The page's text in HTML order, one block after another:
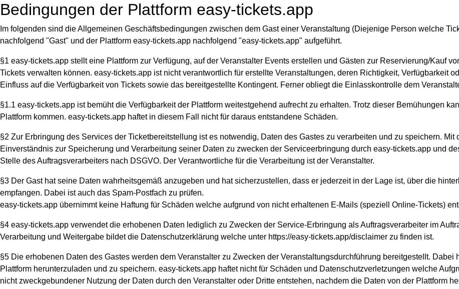
Bedingungen der Plattform easy-tickets.app
Im folgenden sind die Allgemeinen Geschäftsbedingungen zwischen dem Gast einer Veranstaltung (Diejenige Person welche
nachfolgend "Gast" und der Plattform easy-tickets.app nachfolgend "easy-tickets.app" aufgeführt.
§1 easy-tickets.app stellt eine Plattform zur Verfügung, auf der Veranstalter Events erstellen und Gästen zur Reservierung/Kauf
Tickets verwalten können. easy-tickets.app ist nicht verantwortlich für erstellte Veranstaltungen, deren Richtigkeit, Verfügbarkeit
Einfluss auf die Verfügbarkeit von Tickets sowie das bereitgestellte Kontingent. Ferner obliegt die Einlasskontrolle dem
§1.1 easy-tickets.app ist bemüht die Verfügbarkeit der Plattform weitestgehend aufrecht zu erhalten. Trotz dieser Bemühungen
Plattform kommen. easy-tickets.app haftet in diesem Fall nicht für daraus entstandene Schäden.
§2 Zur Erbringung des Services der Ticketbereitstellung ist es notwendig, Daten des Gastes zu verarbeiten und zu speichern.
Einverständnis zur Speicherung und Verarbeitung seiner Daten zu zwecken der Serviceerbringung durch easy-tickets.app und
Stelle des Auftragsverarbeiters nach DSGVO. Der Verantwortliche für die Verarbeitung ist der Veranstalter.
§3 Der Gast hat seine Daten wahrheitsgemäß anzugeben und hat sicherzustellen, dass er jederzeit in der Lage ist, über die
empfangen. Dabei ist auch das Spam-Postfach zu prüfen.
easy-tickets.app übernimmt keine Haftung für Schäden welche aufgrund von nicht erhaltenen E-Mails (speziell Online-Tickets)
§4 easy-tickets.app verwendet die erhobenen Daten lediglich zu Zwecken der Service-Erbringung als Auftragsverarbeiter im
Verarbeitung und Weitergabe bildet die Datenschutzerklärung welche unter https://easy-tickets.app/disclaimer zu finden ist.
§5 Die erhobenen Daten des Gastes werden dem Veranstalter zu Zwecken der Veranstaltungsdurchführung bereitgestellt.
Plattform herunterzuladen und zu speichern. easy-tickets.app haftet nicht für Schäden und Datenschutzverletzungen welche
nicht zweckgebundener Nutzung der Daten durch den Veranstalter oder Dritte entstehen, nachdem die Daten von der Plattform